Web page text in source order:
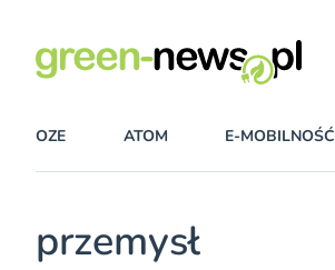
OZE ATOM E-MOBILNOŚĆ
przemysł